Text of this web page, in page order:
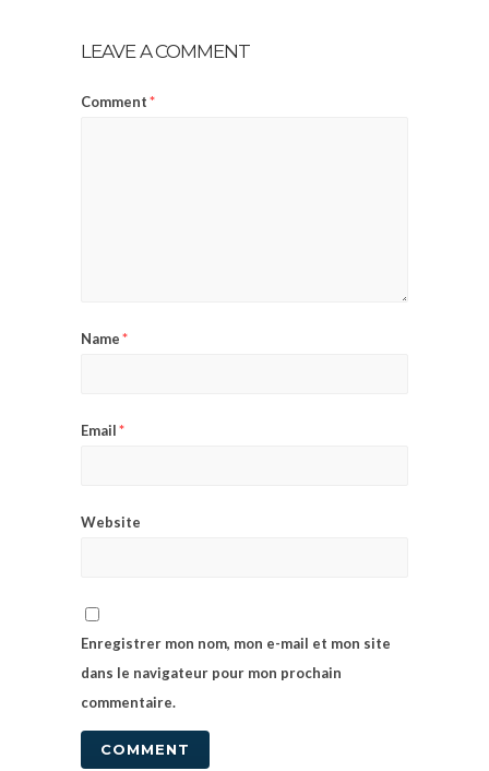
LEAVE A COMMENT
Comment*
Name*
Email*
Website
Enregistrer mon nom, mon e-mail et mon site
dans le navigateur pour mon prochain
commentaire.